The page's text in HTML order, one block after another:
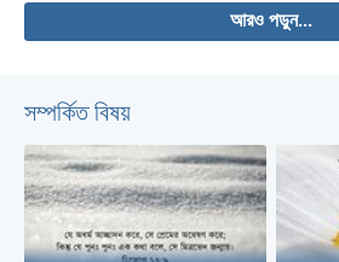
আরও পড়ুন...
সম্পর্কিত বিষয়